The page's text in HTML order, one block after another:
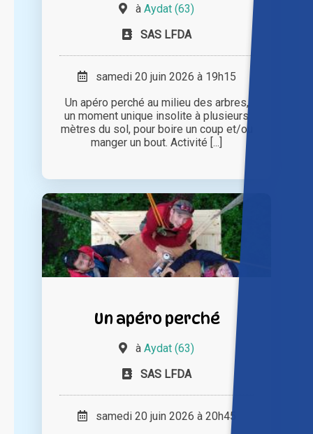
à Aydat (63)
SAS LFDA
samedi 20 juin 2026 à 19h15
Un apéro perché au milieu des arbres,
un moment unique insolite à plusieurs
mètres du sol, pour boire un coup et/ou
manger un bout. Activité [...]
Un apéro perché
à Aydat (63)
SAS LFDA
samedi 20 juin 2026 à 20h45